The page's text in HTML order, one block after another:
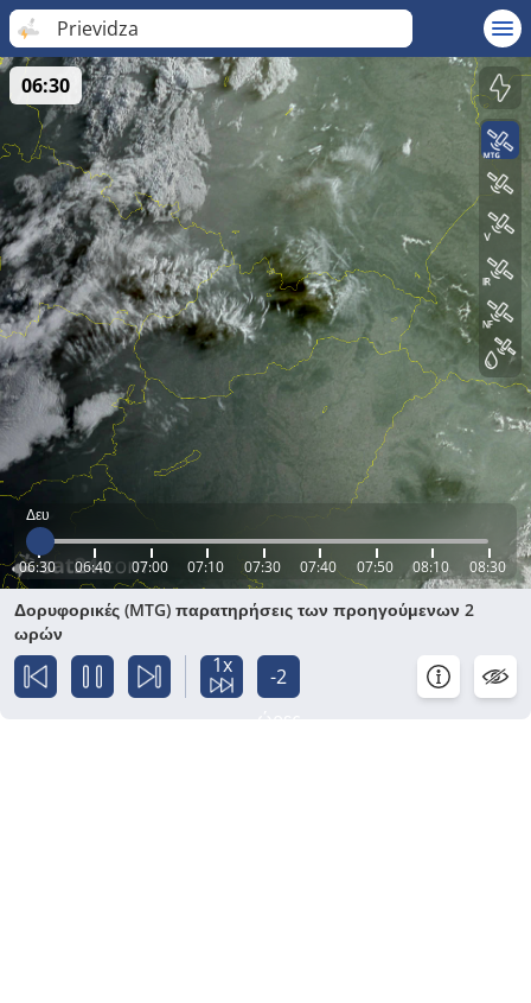
Prievidza
Δευ
06:30 06:40 07:00 07:10 07:30 07:40 07:50 08:10 08:30
06:30
Δορυφορικές (MTG) παρατηρήσεις των προηγούμενων 2
ωρών
1x
-2